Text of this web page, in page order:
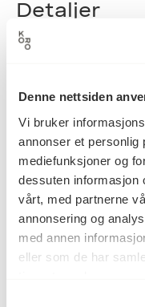
Denne nettsiden
Vi bruker
annonser et personlig
mediefunksjoner og
dessuten informasjon
vårt, med partnerne
annonsering og
med annen
eller som de har
Detaljer
Kategori
Teknikk og
materiale